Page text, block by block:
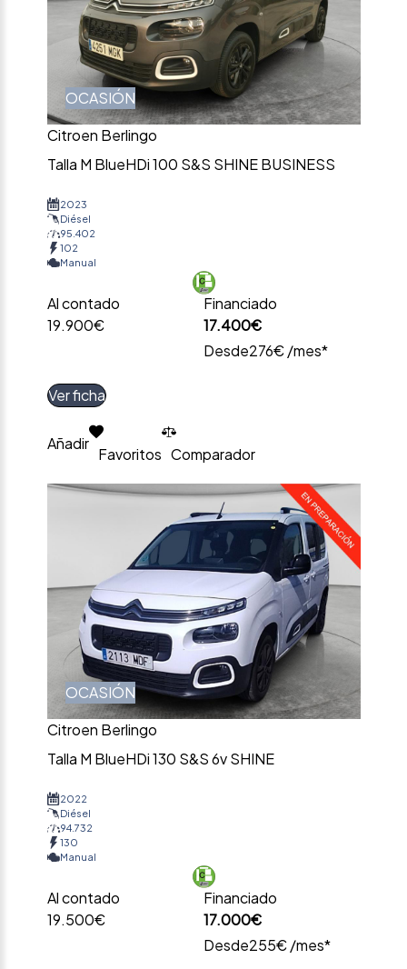
OCASIÓN
Citroen Berlingo
Talla M BlueHDi 100 S&S SHINE BUSINESS
2023
Diésel
95.402
102
Manual
Al contado
19.900€
Financiado
17.400€
Desde276€ /mes*
Ver ficha
Añadir
Favoritos Comparador
OCASIÓN
Citroen Berlingo
Talla M BlueHDi 130 S&S 6v SHINE
2022
Diésel
94.732
130
Manual
Al contado
19.500€
Financiado
17.000€
Desde255€ /mes*